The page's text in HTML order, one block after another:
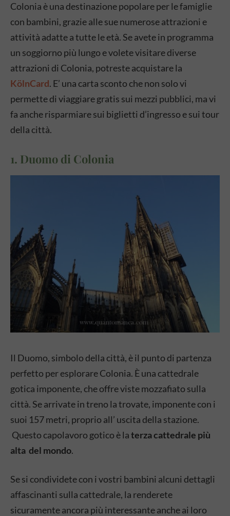
Colonia è una destinazione popolare per le famiglie
con bambini, grazie alle sue numerose attrazioni e
attività adatte a tutte le età. Se avete in programma
un soggiorno più lungo e volete visitare diverse
attrazioni di Colonia, potreste acquistare la
KölnCard. E’ una carta sconto che non solo vi
permette di viaggiare gratis sui mezzi pubblici, ma vi
fa anche risparmiare sui biglietti d’ingresso e sui tour
della città.
1. Duomo di Colonia
Il Duomo, simbolo della città, è il punto di partenza
perfetto per esplorare Colonia. È una cattedrale
gotica imponente, che offre viste mozzafiato sulla
città. Se arrivate in treno la trovate, imponente con i
suoi 157 metri, proprio all’ uscita della stazione.
Questo capolavoro gotico è laterza cattedrale più
alta del mondo.
Se si condividete con i vostri bambini alcuni dettagli
affascinanti sulla cattedrale, la renderete
sicuramente ancora più interessante anche ai loro